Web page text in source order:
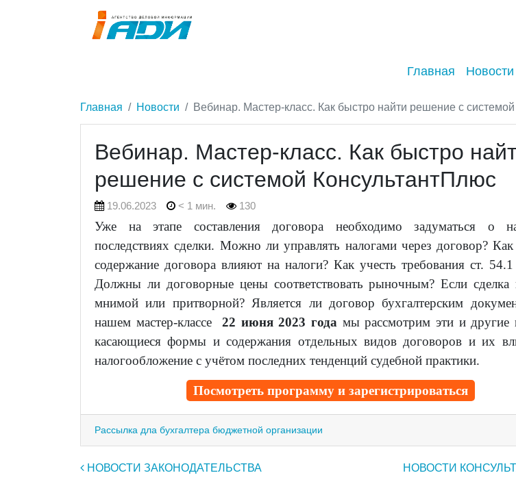
Главная Новости
Главная Новости Вебинар. Мастер-класс. Как быстро найти решение с
Вебинар. Мастер-класс. Как быстро
решение с системой КонсультантПлюс
19.06.2023 < 1 мин. 130
Уже на этапе составления договора необходимо задуматься о
последствиях сделки. Можно ли управлять налогами через договор?
содержание договора влияют на налоги? Как учесть требования ст.
Должны ли договорные цены соответствовать рыночным? Если сделка
мнимой или притворной? Является ли договор бухгалтерским
нашем мастер-классе 22 июня 2023 года мы рассмотрим эти и другие
касающиеся формы и содержания отдельных видов договоров и их
налогообложение с учётом последних тенденций судебной практики.
Посмотреть программу и зарегистрироваться
Рассылка дла бухгалтера бюджетной организации
Навигация по записям
НОВОСТИ ЗАКОНОДАТЕЛЬСТВА НОВОСТИ